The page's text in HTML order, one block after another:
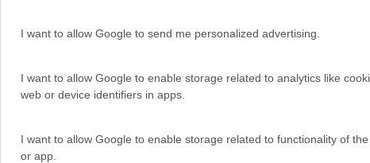
I want to allow Google to send me personalized advertising.
I want to allow Google to enable storage related to analytics like
web or device identifiers in apps.
I want to allow Google to enable storage related to functionality of
or app.